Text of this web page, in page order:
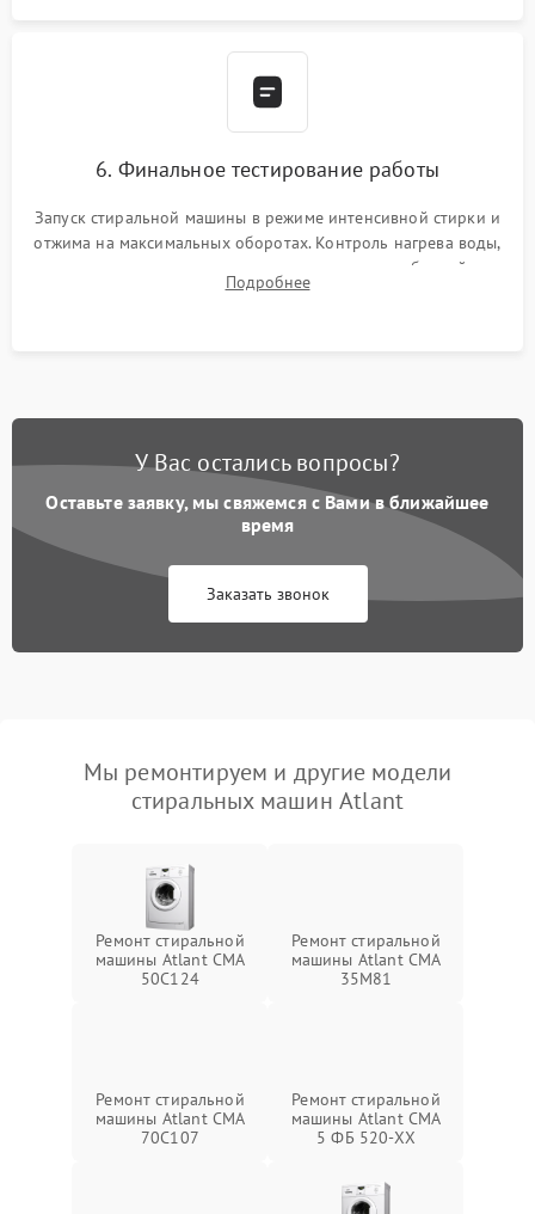
6. Финальное тестирование работы
Запуск стиральной машины в режиме интенсивной стирки и
отжима на максимальных оборотах. Контроль нагрева воды,
корректности слива, отсутствия излишних вибраций,
посторонних стуков и протечек под корпусом.
Подробнее
У Вас остались вопросы?
Оставьте заявку, мы свяжемся с Вами в ближайшее
время
Заказать звонок
Мы ремонтируем и другие модели
стиральных машин Atlant
Ремонт стиральной
машины Atlant СМА
50С124
Ремонт стиральной
машины Atlant СМА
35М81
Ремонт стиральной
машины Atlant СМА
70C107
Ремонт стиральной
машины Atlant СМА
5 ФБ 520-ХХ